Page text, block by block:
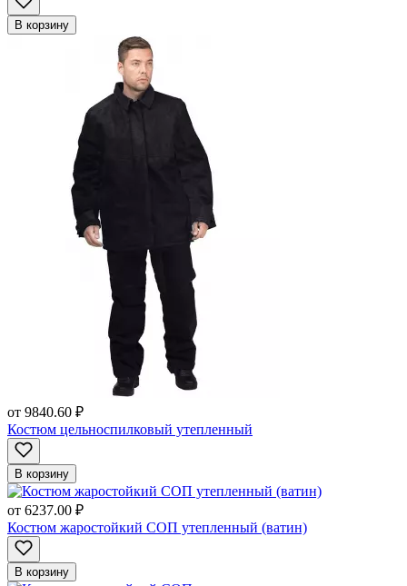
В корзину
от 9840.60 ₽
Костюм цельноспилковый утепленный
В корзину
от 6237.00 ₽
Костюм жаростойкий СОП утепленный (ватин)
В корзину